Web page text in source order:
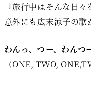
『旅行中はそんな日々
意外にも広末涼子の歌
わんっ、つー、わん
（ONE, TWO,